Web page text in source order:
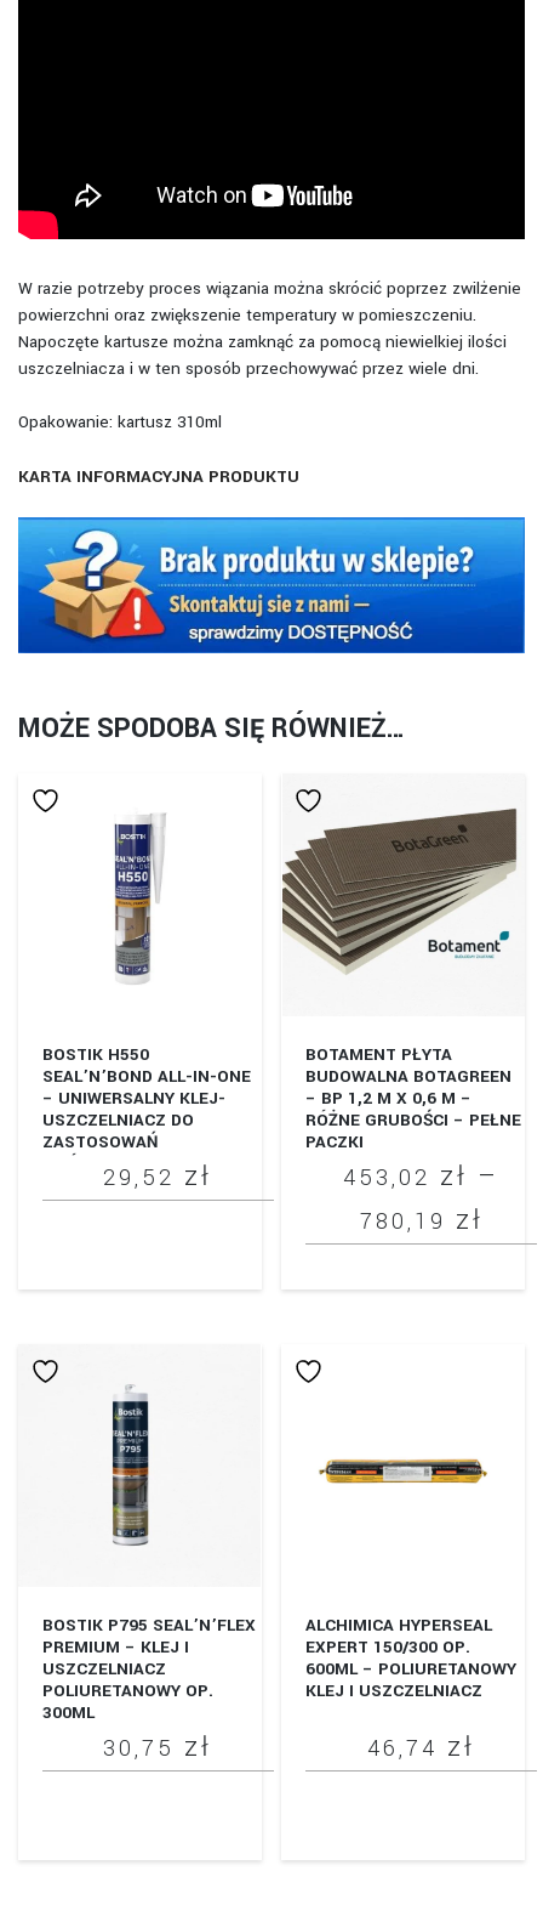
W razie potrzeby proces wiązania można skrócić poprzez zwilżenie
powierzchni oraz zwiększenie temperatury w pomieszczeniu.
Napoczęte kartusze można zamknąć za pomocą niewielkiej ilości
uszczelniacza i w ten sposób przechowywać przez wiele dni.
Opakowanie: kartusz 310ml
KARTA INFORMACYJNA PRODUKTU
MOŻE SPODOBA SIĘ RÓWNIEŻ…
BOSTIK H550
SEAL’N’BOND ALL-IN-ONE
– UNIWERSALNY KLEJ-
USZCZELNIACZ DO
ZASTOSOWAŃ
OGÓLNOBUDOWLANYCH I
PRZEMYSŁOWYCH.
29,52 zł
wariantów.
BOTAMENT PŁYTA
BUDOWALNA BOTAGREEN
– BP 1,2 M X 0,6 M –
RÓŻNE GRUBOŚCI – PEŁNE
PACZKI
453,02 zł –
780,19 zł
od
Ten
ma
wiele
Opcje
można
produktu
BOSTIK P795 SEAL’N’FLEX
PREMIUM – KLEJ I
USZCZELNIACZ
POLIURETANOWY OP.
300ML
30,75 zł
ALCHIMICA HYPERSEAL
EXPERT 150/300 OP.
600ML – POLIURETANOWY
KLEJ I USZCZELNIACZ
46,74 zł